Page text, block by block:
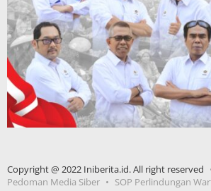
Copyright @ 2022 Iniberita.id. All right reserved
Pedoman Media Siber
SOP Perlindungan